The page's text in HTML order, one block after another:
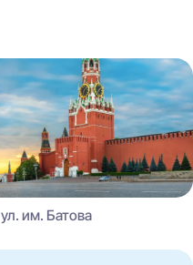
ул. им. Батова